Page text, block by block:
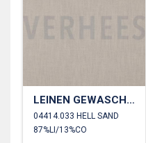
LEINEN GEWASCHEN 230 GM2
04414.033 HELL SAND
87%LI/13%CO